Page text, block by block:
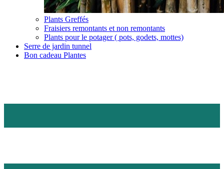
Plants Greffés
Fraisiers remontants et non remontants
Plants pour le potager ( pots, godets, mottes)
Serre de jardin tunnel
Bon cadeau Plantes